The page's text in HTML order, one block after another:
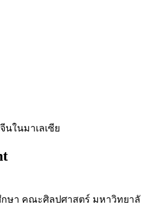
นในมาเลเซีย
กษา คณะศิลปศาสตร์ มหาวิทยา